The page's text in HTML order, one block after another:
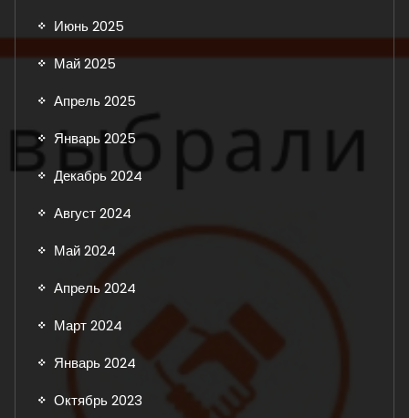
Июнь 2025
Май 2025
Апрель 2025
Январь 2025
Декабрь 2024
Август 2024
Май 2024
Апрель 2024
Март 2024
Январь 2024
Октябрь 2023